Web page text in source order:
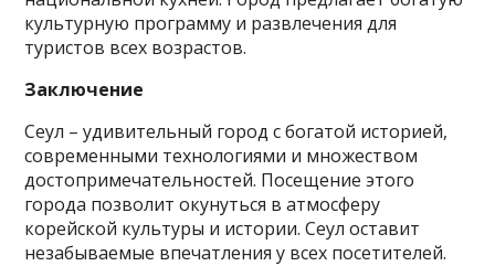
культурную программу и развлечения для
туристов всех возрастов.
Заключение
Сеул – удивительный город с богатой историей,
современными технологиями и множеством
достопримечательностей. Посещение этого
города позволит окунуться в атмосферу
корейской культуры и истории. Сеул оставит
незабываемые впечатления у всех посетителей.